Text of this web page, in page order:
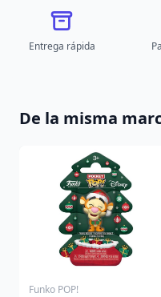
Entrega rápida
De la misma
Funko POP!